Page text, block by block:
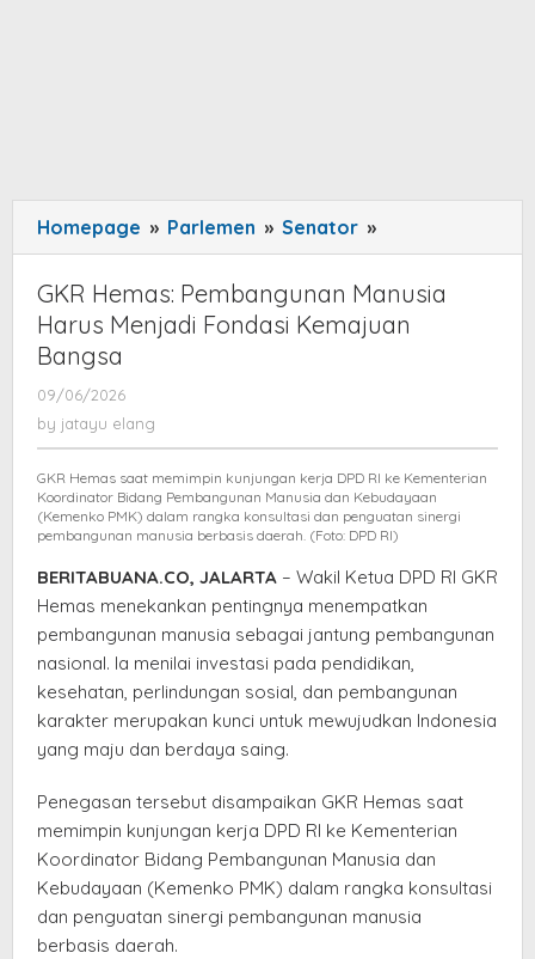
Homepage » Parlemen » Senator »
Hemas:
Pembangunan
Bangsa
GKR Hemas: Pembangunan Manusia
Harus Menjadi Fondasi Kemajuan
Bangsa
09/06/2026
jatayu
by jatayu elang
GKR Hemas saat memimpin kunjungan kerja DPD RI ke Kementerian
Koordinator Bidang Pembangunan Manusia dan Kebudayaan
(Kemenko PMK) dalam rangka konsultasi dan penguatan sinergi
pembangunan manusia berbasis daerah. (Foto: DPD RI)
BERITABUANA.CO, JALARTA – Wakil Ketua DPD RI GKR
Hemas menekankan pentingnya menempatkan
pembangunan manusia sebagai jantung pembangunan
nasional. Ia menilai investasi pada pendidikan,
kesehatan, perlindungan sosial, dan pembangunan
karakter merupakan kunci untuk mewujudkan Indonesia
yang maju dan berdaya saing.
Penegasan tersebut disampaikan GKR Hemas saat
memimpin kunjungan kerja DPD RI ke Kementerian
Koordinator Bidang Pembangunan Manusia dan
Kebudayaan (Kemenko PMK) dalam rangka konsultasi
dan penguatan sinergi pembangunan manusia
berbasis daerah.